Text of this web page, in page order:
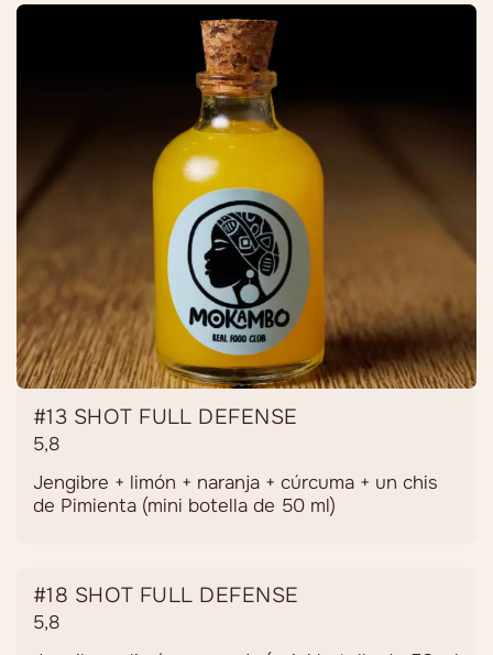
#13 SHOT FULL DEFENSE
5,8
Jengibre + limón + naranja + cúrcuma + un chis
de Pimienta (mini botella de 50 ml)
#18 SHOT FULL DEFENSE
5,8